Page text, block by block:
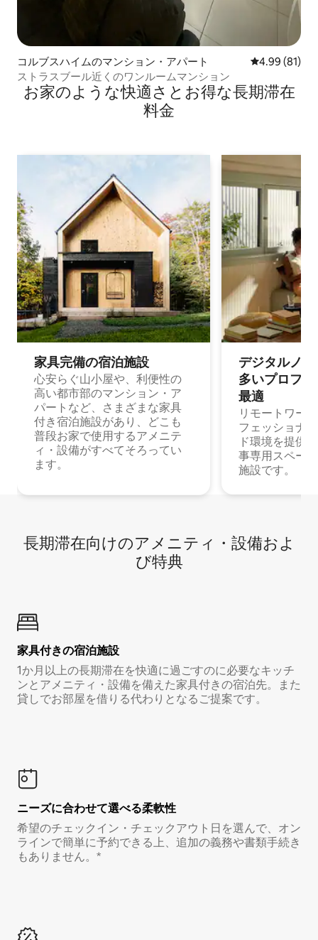
コルブスハイムのマンション・アパート レビュー81
4.99 (81)
ストラスブール近くのワンルームマンション
お家のような快⁠適⁠さ⁠とお⁠得⁠な長⁠期⁠滞⁠在
料⁠金
家具完備の宿⁠泊⁠施⁠設
心安らぐ山小屋や、利便性の
高い都市部のマンション・ア
パートなど、さまざまな家具
付き宿泊施設があり、どこも
普段お家で使用するアメニテ
ィ・設備がすべてそろってい
ます。
デジタルノ
多⁠いプ⁠ロ⁠フ⁠
最⁠適
リモートワー
フェッショナ
ド環境を提供
事専用スペー
施設です。
長期滞在向け⁠のア⁠メ⁠ニ⁠テ⁠ィ⁠・設⁠備⁠およ
び特⁠典
家具付き⁠の宿⁠泊⁠施⁠設
1か月以上の長期滞在を快適に過ごすのに必要なキッチ
ンとアメニティ・設備を備えた家具付きの宿泊先。また
貸しでお部屋を借りる代わりとなるご提案です。
ニーズに合わせて選べる柔軟性
希望のチェックイン・チェックアウト日を選んで、オン
ラインで簡単に予約できる上、追加の義務や書類手続き
もありません。*